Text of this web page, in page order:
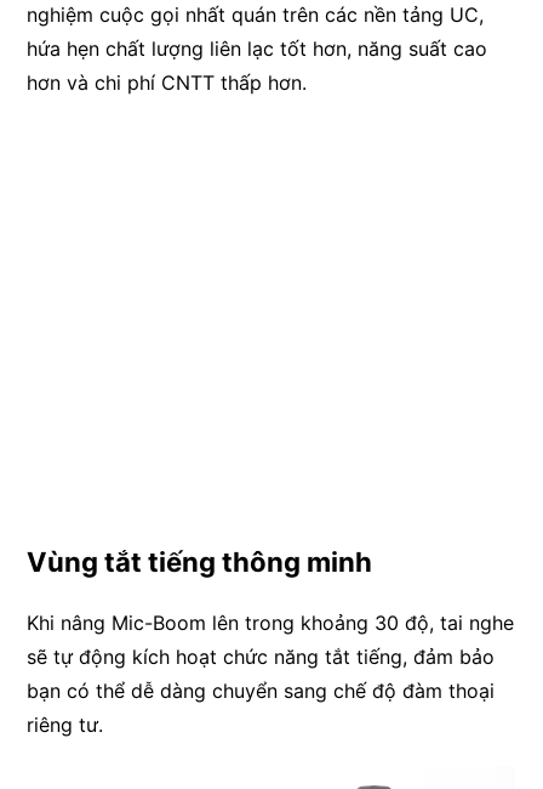
nghiệm cuộc gọi nhất quán trên các nền tảng UC,
hứa hẹn chất lượng liên lạc tốt hơn, năng suất cao
hơn và chi phí CNTT thấp hơn.
Vùng tắt tiếng thông minh
Khi nâng Mic-Boom lên trong khoảng 30 độ, tai nghe
sẽ tự động kích hoạt chức năng tắt tiếng, đảm bảo
bạn có thể dễ dàng chuyển sang chế độ đàm thoại
riêng tư.